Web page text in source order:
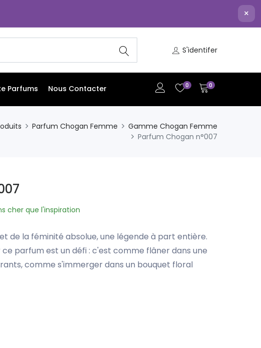
×
S'identifer
Parfums Nous Contacter 0 0
Parfum Chogan Femme
Gamme Chogan Femme
Parfum Chogan n°007
cher que l'inspiration
de la féminité absolue, une légende à part entière.
parfum est un défi : c'est comme flâner dans une
comme s'immerger dans un bouquet floral